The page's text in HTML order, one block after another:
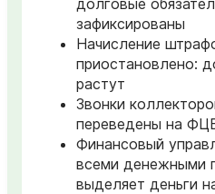
зафиксированы
Начисление
приостановлено:
растут
Звонки
переведены на
Финансовый
всеми денежными
выделяет деньги